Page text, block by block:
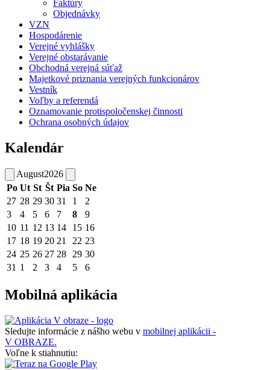
Faktúry
Objednávky
VZN
Hospodárenie
Verejné vyhlášky
Verejné obstarávanie
Obchodná verejná súťaž
Majetkové priznania verejných funkcionárov
Vestník
Voľby a referendá
Oznamovanie protispoločenskej činnosti
Ochrana osobných údajov
Kalendár
August2026
Po Ut St Št Pia So Ne
27 28 29 30 31 1
2
3
4 5 6 7 8
9
10 11 12 13 14 15 16
17 18 19 20 21 22 23
24 25 26 27 28 29 30
31 1 2 3 4 5 6
Mobilná aplikácia
Sledujte informácie z nášho webu v mobilnej aplikácii -
V OBRAZE.
Voľne k stiahnutiu: